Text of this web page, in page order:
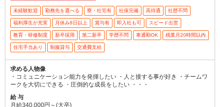
未経験歓迎 勤務先を選べる 寮・社宅有 社保完備 高待遇 社歴不問
福利厚生が充実 月休み8日以上 賞与有 即入社も可 スピード出世
教育・研修制度 新卒採用 第二新卒 学歴不問 車通勤OK 残業月20時間以内
住宅手当あり 制服貸与 交通費支給
求める人物像
・コミュニケーション能力を発揮したい ・人と接する事が好き ・チームワ
ークを大切にできる ・圧倒的な成長をしたい ・・・
給 与
月給340.000円～(大卒)